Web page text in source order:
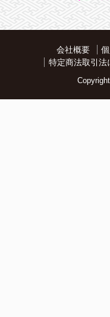
会社概要
特定商法取引法